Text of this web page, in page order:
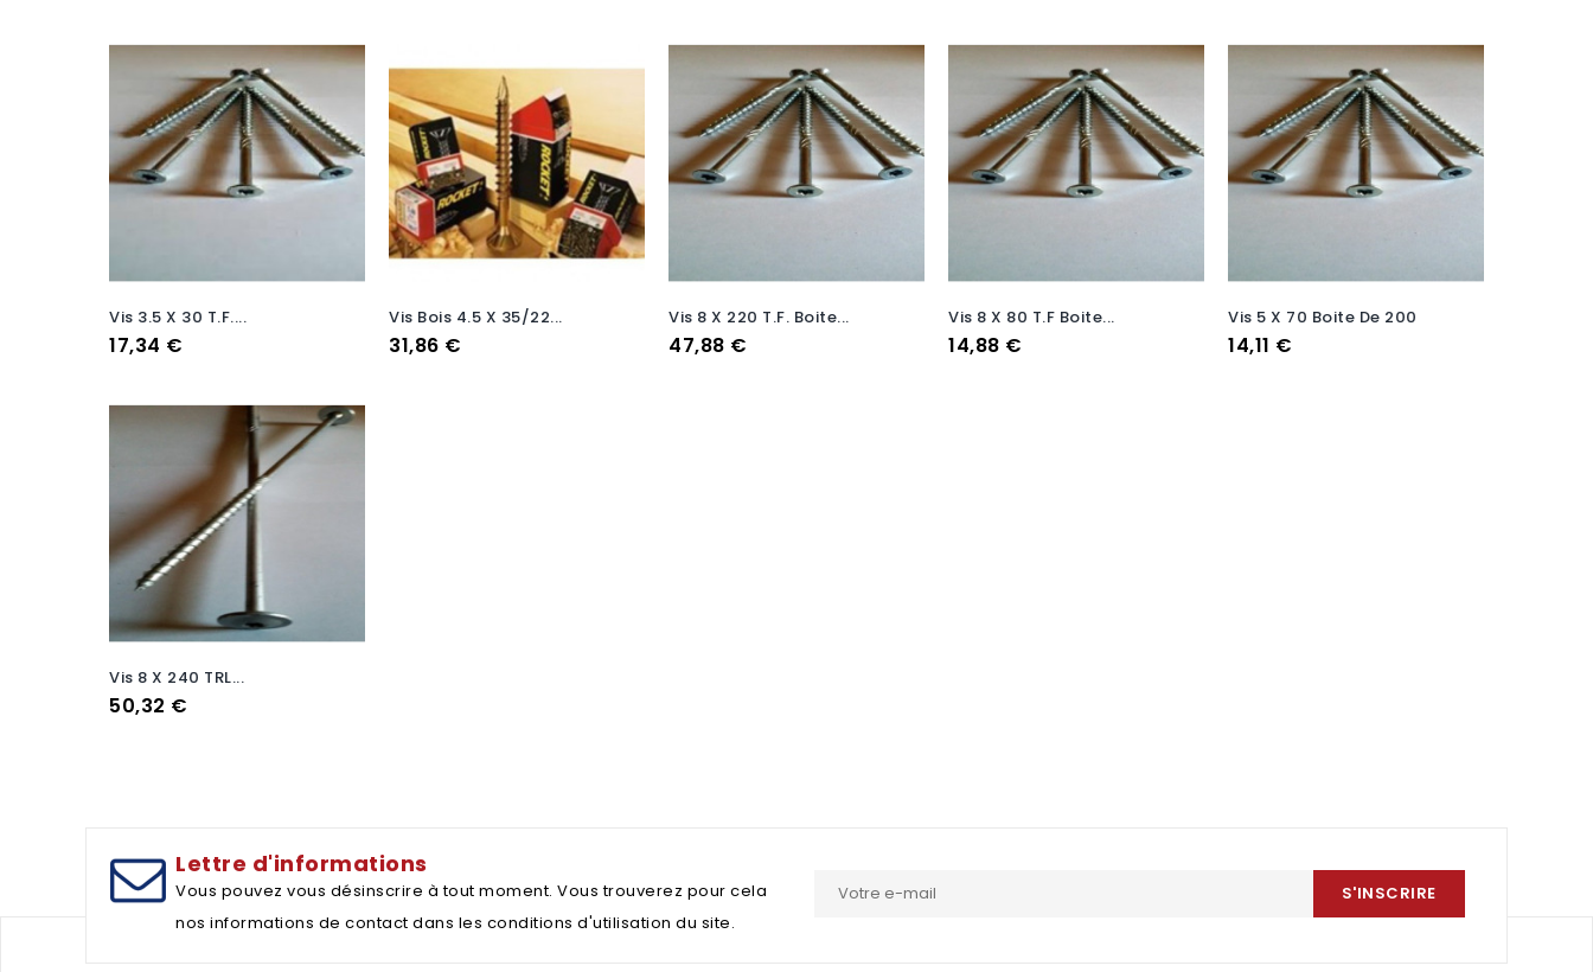
Vis 3.5 X 30 T.F....
Prix
17,34 €
Vis Bois 4.5 X 35/22...
Prix
31,86 €
Vis 8 X 220 T.F. Boite...
Prix
47,88 €
Vis 8 X 80 T.F Boite...
Prix
14,88 €
Vis 5 X 70 Boite De 200
Prix
14,11 €
Vis 8 X 240 TRL...
Prix
50,32 €
Lettre d'informations
Vous pouvez vous désinscrire à tout moment. Vous trouverez pour cela
nos informations de contact dans les conditions d'utilisation du site.